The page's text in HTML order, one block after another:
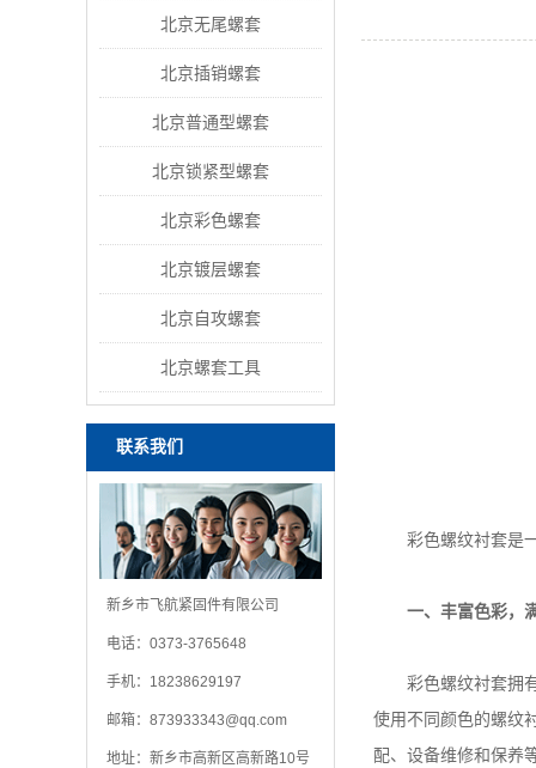
北京无尾螺套
北京插销螺套
北京普通型螺套
北京锁紧型螺套
北京彩色螺套
北京镀层螺套
北京自攻螺套
北京螺套工具
联系我们
新乡市飞航紧固件有限公司
电话：0373-3765648
手机：18238629197
邮箱： 873933343@qq.com
地址：新乡市高新区高新路10号
彩色螺纹衬套是一
一、丰富色彩，
彩色螺纹衬套拥有
使用不同颜色的螺纹
配、设备维修和保养